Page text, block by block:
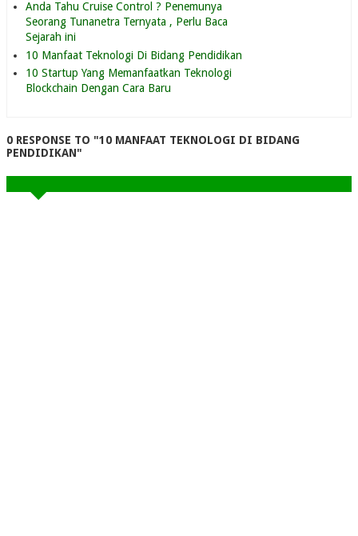
Anda Tahu Cruise Control ? Penemunya
Seorang Tunanetra Ternyata , Perlu Baca
Sejarah ini
10 Manfaat Teknologi Di Bidang Pendidikan
10 Startup Yang Memanfaatkan Teknologi
Blockchain Dengan Cara Baru
0 RESPONSE TO "10 MANFAAT TEKNOLOGI DI BIDANG
PENDIDIKAN"